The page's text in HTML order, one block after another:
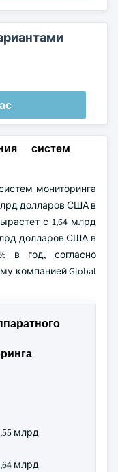
систем
мониторинга
долларов США в
с 1,64 млрд
долларов США в
в год, согласно
компанией Global
млрд
млрд